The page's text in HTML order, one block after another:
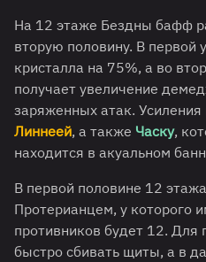
На 12 этаже Бездны бафф
вторую половину. В первой
кристалла на 75%, а во
получает увеличение
заряженных атак. Усиления
Линнеей, а также Часку,
находится в акуальном
В первой половине 12
Протерианцем, у которого
противников будет 12.
быстро сбивать щиты, а в